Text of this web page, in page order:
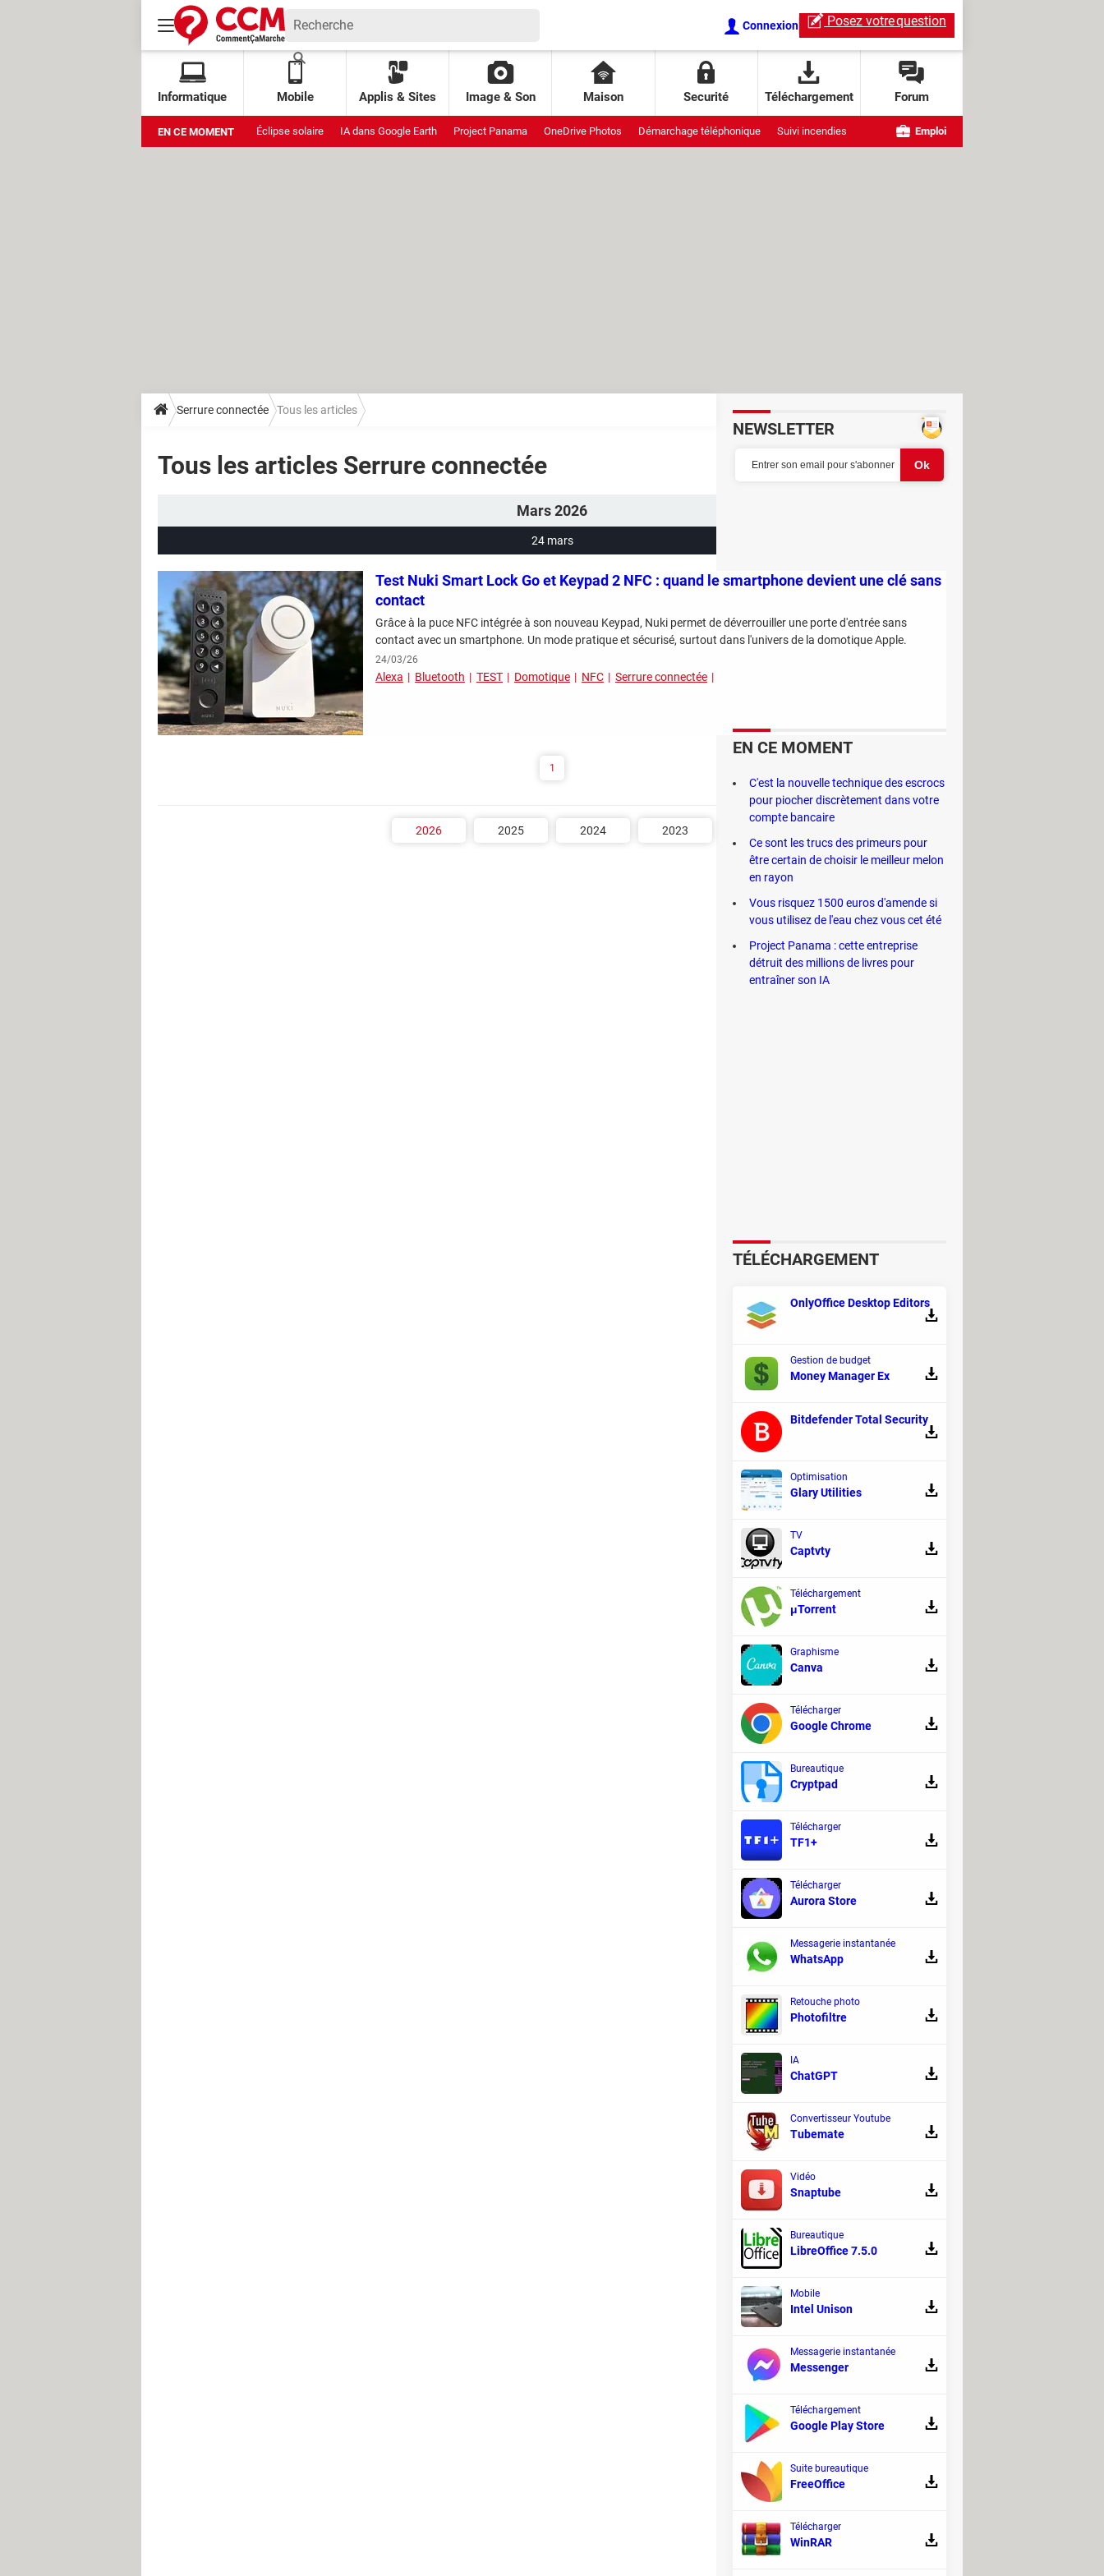
Connexion Posez votrequestion
Informatique Mobile Applis & Sites Image & Son Maison Securité Téléchargement Forum
EN CE MOMENT Éclipse solaire IA dans Google Earth Project Panama OneDrive Photos Démarchage téléphonique Suivi incendies Emploi
Serrure connectée Tous les articles
Tous les articles Serrure connectée
Mars 2026
24 mars
Test Nuki Smart Lock Go et Keypad 2 NFC : quand le smartphone devient une clé sans
contact
Grâce à la puce NFC intégrée à son nouveau Keypad, Nuki permet de déverrouiller une porte d'entrée sans
contact avec un smartphone. Un mode pratique et sécurisé, surtout dans l'univers de la domotique Apple.
24/03/26
Alexa Bluetooth TEST Domotique NFC Serrure connectée
1
2026 2025 2024 2023
NEWSLETTER
EN CE MOMENT
C'est la nouvelle technique des escrocs
pour piocher discrètement dans votre
compte bancaire
Ce sont les trucs des primeurs pour
être certain de choisir le meilleur melon
en rayon
Vous risquez 1500 euros d'amende si
vous utilisez de l'eau chez vous cet été
Project Panama : cette entreprise
détruit des millions de livres pour
entraîner son IA
TÉLÉCHARGEMENT
OnlyOffice Desktop Editors
Gestion de budget
Money Manager Ex
Bitdefender Total Security
Optimisation
Glary Utilities
TV
Captvty
Téléchargement
μTorrent
Graphisme
Canva
Télécharger
Google Chrome
Bureautique
Cryptpad
Télécharger
TF1+
Télécharger
Aurora Store
Messagerie instantanée
WhatsApp
Retouche photo
Photofiltre
IA
ChatGPT
Convertisseur Youtube
Tubemate
Vidéo
Snaptube
Bureautique
LibreOffice 7.5.0
Mobile
Intel Unison
Messagerie instantanée
Messenger
Téléchargement
Google Play Store
Suite bureautique
FreeOffice
Télécharger
WinRAR